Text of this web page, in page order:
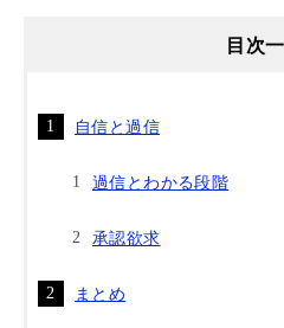
目次
自信と過信
過信とわかる段階
承認欲求
まとめ